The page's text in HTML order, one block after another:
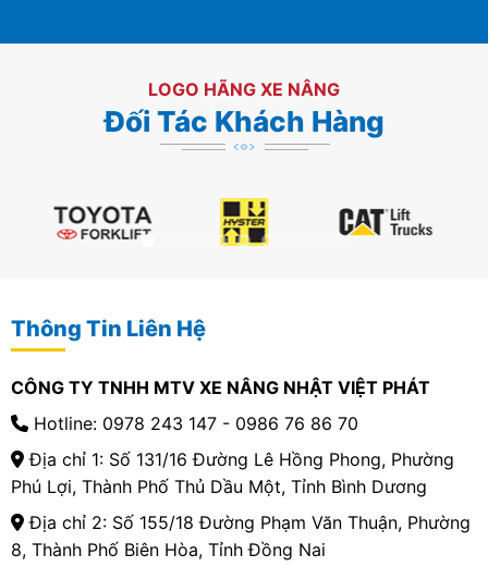
LOGO HÃNG XE NÂNG
Đối Tác Khách Hàng
Thông Tin Liên Hệ
CÔNG TY TNHH MTV XE NÂNG NHẬT VIỆT PHÁT
Hotline: 0978 243 147 - 0986 76 86 70
Địa chỉ 1: Số 131/16 Đường Lê Hồng Phong, Phường
Phú Lợi, Thành Phố Thủ Dầu Một, Tỉnh Bình Dương
Địa chỉ 2: Số 155/18 Đường Phạm Văn Thuận, Phường
8, Thành Phố Biên Hòa, Tỉnh Đồng Nai